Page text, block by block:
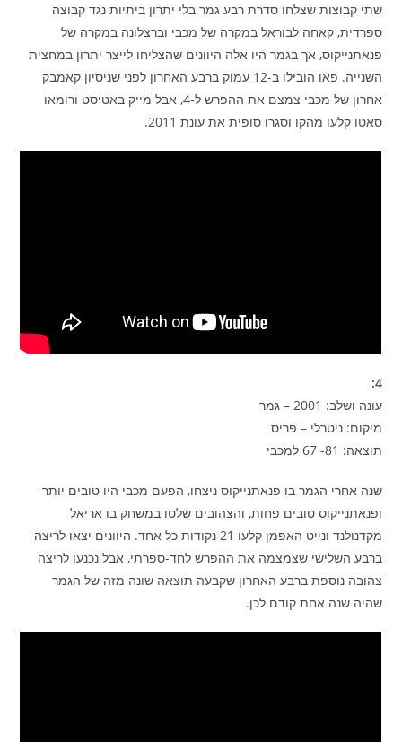
שתי קבוצות שצלחו סדרת רבע גמר בלי יתרון ביתיות נגד קבוצה
ספרדית, קאחה לבוראל במקרה של מכבי וברצלונה במקרה של
פנאתנייקוס, אך בגמר היו אלה היוונים שהצליחו לייצר יתרון במחצית
השנייה. פאו הובילו ב-12 עמוק ברבע האחרון לפני שניסיון קאמבק
אחרון של מכבי צמצם את ההפרש ל-4, אבל מייק באטיסט ורומאו
סאטו קלעו מהקו וסגרו סופית את עונת 2011.
4:
עונה ושלב: 2001 – גמר
מיקום: ניטרלי – פריס
תוצאה: 81- 67 למכבי
שנה אחרי הגמר בו פנאתנייקוס ניצחו, הפעם מכבי היו טובים יותר
ופנאתנייקוס טובים פחות, והצהובים שלטו במשחק בו אריאל
מקדנולנד ונייט האפמן קלעו 21 נקודות כל אחד. היוונים יצאו לריצה
ברבע השלישי שצמצמה את ההפרש לחד-ספרתי, אבל נכנעו לריצה
צהובה נוספת ברבע האחרון שקבעה תוצאה שונה מזה של הגמר
שהיה שנה אחת קודם לכן.